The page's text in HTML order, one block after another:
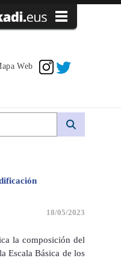
Web
18/05/2023
la composición del
Escala Básica de los